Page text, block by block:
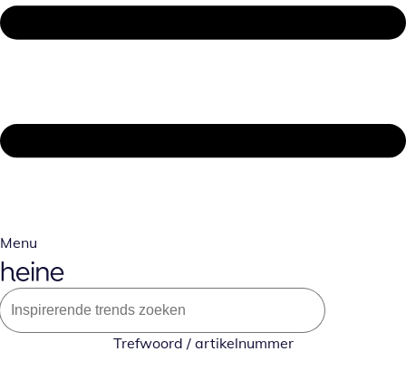
Menu
Trefwoord / artikelnummer